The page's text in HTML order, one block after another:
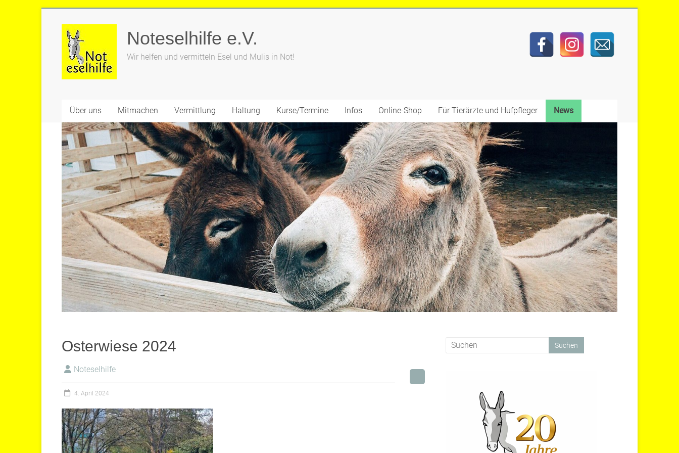
springen
Noteselhilfe e.V.
Wir helfen und vermitteln Esel und Mulis in Not!
Über uns Mitmachen Vermittlung Haltung Kurse/Termine Infos Online-Shop Für Tierärzte und Hufpfleger News
Osterwiese 2024
Noteselhilfe
4. April 2024